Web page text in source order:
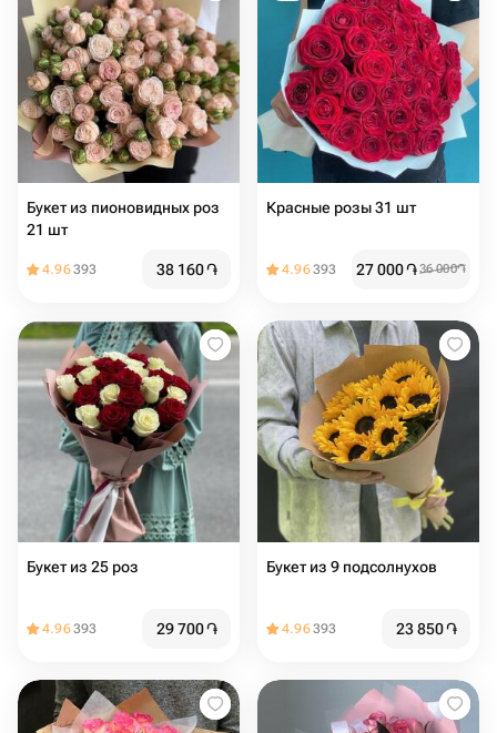
Букет из пионовидных роз
21 шт
4.96393 38 160֏
Красные розы 31 шт
4.96393 27 000֏36 000֏
Букет из 25 роз
4.96393 29 700֏
Букет из 9 подсолнухов
4.96393 23 850֏